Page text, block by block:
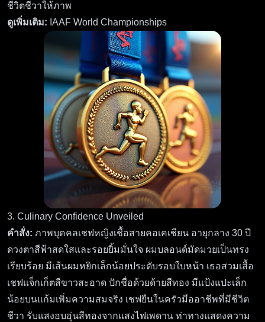
ชีวิตชีวาให้ภาพ
ดูเพิ่มเติม: IAAF World Championships
3. Culinary Confidence Unveiled
คำสั่ง: ภาพบุคคลเชฟหญิงเชื้อสายคอเคเชียน อายุกลาง 30 ปี
ดวงตาสีฟ้าสดใสและรอยยิ้มมั่นใจ ผมบลอนด์มัดมวยเป็นทรง
เรียบร้อย มีเส้นผมหยิกเล็กน้อยประดับรอบใบหน้า เธอสวมเสื้อ
เชฟแจ็กเก็ตสีขาวสะอาด ปักชื่อด้วยด้ายสีทอง มีแป้งแปะเล็ก
น้อยบนแก้มเพิ่มความสมจริง เชฟยืนในครัวมืออาชีพที่มีชีวิต
ชีวา รับแสงอบอุ่นสีทองจากแสงไฟเพดาน ท่าทางแสดงความ